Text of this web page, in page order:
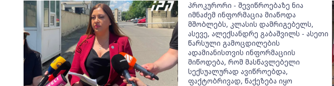
პროკურორი - შევიწროებაზე ნია
იმნაძემ ინფორმაცია მიაწოდა
მშობლებს, კლასის დამრიგებელს,
ასევე, ალექსანდრე გაბაშვილს - ასეთი
წარსული გამოცდილების
ადამიანისთვის ინფორმაციის
მიწოდება, რომ მასწავლებელი
სექსუალურად ავიწროებდა,
ფაქტობრივად, წაქეზება იყო